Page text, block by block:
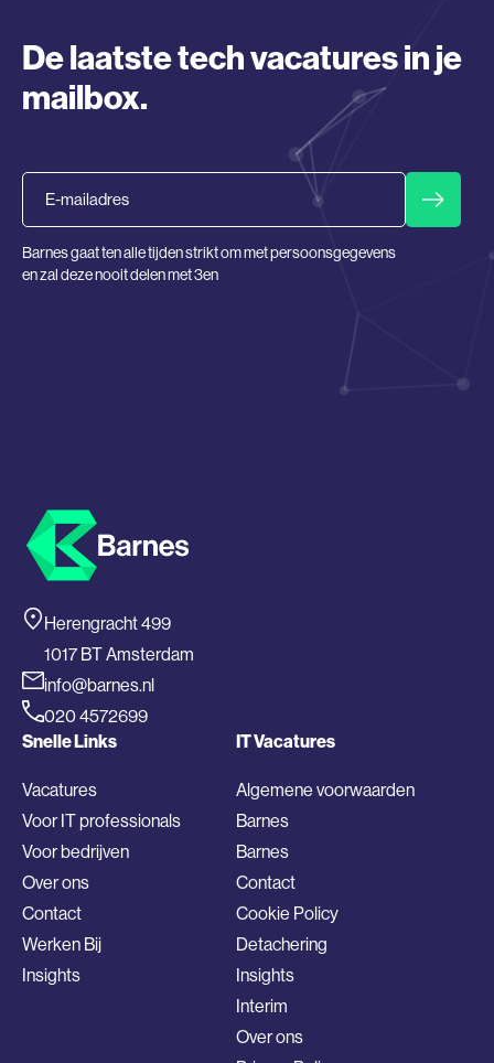
De laatste tech vacatures in je
mailbox.
Barnes gaat ten alle tijden strikt om met persoonsgegevens
en zal deze nooit delen met 3en
Herengracht 499
1017 BT Amsterdam
info@barnes.nl
020 4572699
Snelle Links
Vacatures
Voor IT professionals
Voor bedrijven
Over ons
Contact
Werken Bij
Insights
IT Vacatures
Algemene voorwaarden
Barnes
Barnes
Contact
Cookie Policy
Detachering
Insights
Interim
Over ons